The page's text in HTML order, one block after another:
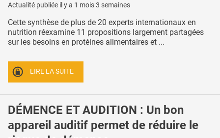
Actualité publiée il y a 1 mois 3 semaines
Cette synthèse de plus de 20 experts internationaux en
nutrition réexamine 11 propositions largement partagées
sur les besoins en protéines alimentaires et ...
LIRE LA SUITE
DÉMENCE ET AUDITION : Un bon
appareil auditif permet de réduire le